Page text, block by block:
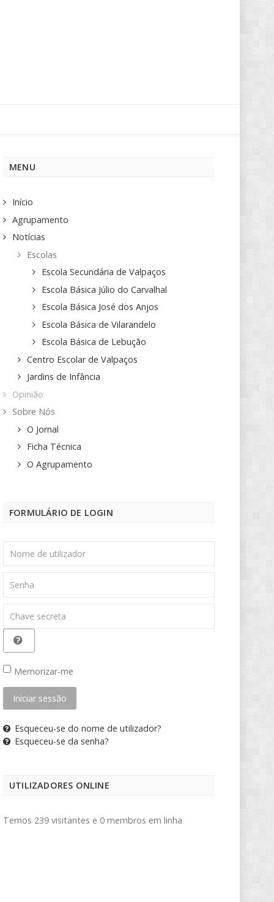
MENU
Início
Agrupamento
Notícias
Escolas
Escola Secundária de Valpaços
Escola Básica Júlio do Carvalhal
Escola Básica José dos Anjos
Escola Básica de Vilarandelo
Escola Básica de Lebução
Centro Escolar de Valpaços
Jardins de Infância
Opinião
Sobre Nós
O Jornal
Ficha Técnica
O Agrupamento
FORMULÁRIO DE LOGIN
de
utilizador
Senha
Chave
secreta
Memorizar-me
Iniciar sessão
Esqueceu-se do nome de utilizador?
Esqueceu-se da senha?
UTILIZADORES ONLINE
Temos 239 visitantes e 0 membros em linha